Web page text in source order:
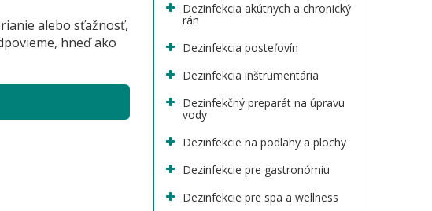
alebo sťažnosť,
hneď ako
Dezinfekcia akútnych a chronický
rán
Dezinfekcia posteľovín
Dezinfekcia inštrumentária
Dezinfekčný preparát na úpravu
vody
Dezinfekcie na podlahy a plochy
Dezinfekcie pre gastronómiu
Dezinfekcie pre spa a wellness